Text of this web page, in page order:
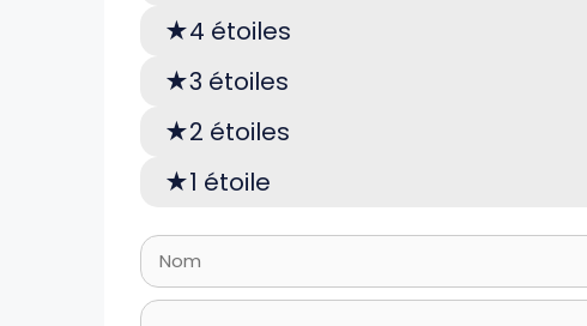
4 étoiles
3 étoiles
2 étoiles
1 étoile